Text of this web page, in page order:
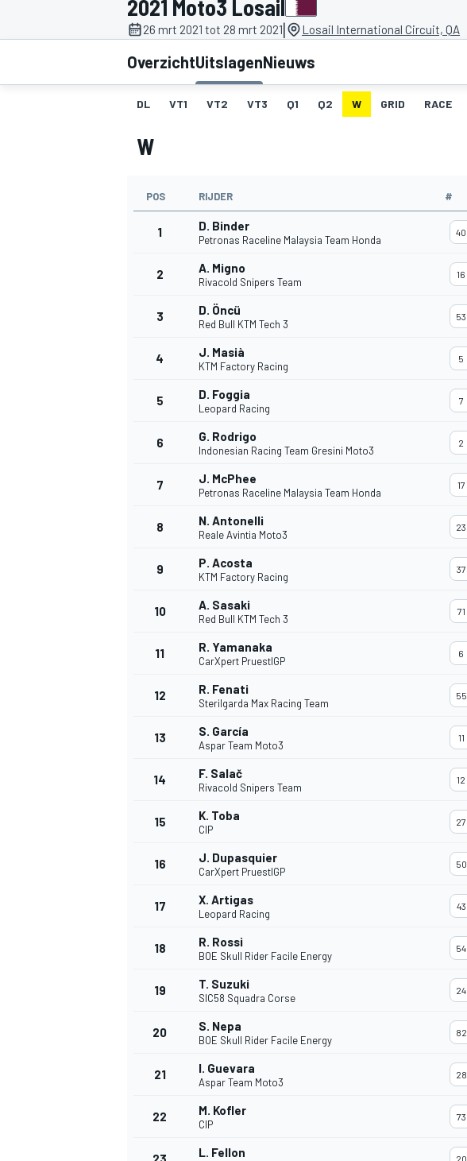
DTM
2021 Moto3 Losail
26 mrt 2021 tot 28 mrt 2021| Losail International Circuit, QA
OverzichtUitslagenNieuws
DL VT1 VT2 VT3 Q1 Q2 W GRID RACE
W
POS RIJDER #
1 D. Binder
Petronas Raceline Malaysia Team Honda
40
2 A. Migno
Rivacold Snipers Team
16
3 D. Öncü
Red Bull KTM Tech 3
53
4 J. Masià
KTM Factory Racing
5
5 D. Foggia
Leopard Racing
7
6 G. Rodrigo
Indonesian Racing Team Gresini Moto3
2
7 J. McPhee
Petronas Raceline Malaysia Team Honda
17
8 N. Antonelli
Reale Avintia Moto3
23
9 P. Acosta
KTM Factory Racing
37
10 A. Sasaki
Red Bull KTM Tech 3
71
11 R. Yamanaka
CarXpert PruestlGP
6
12 R. Fenati
Sterilgarda Max Racing Team
55
13 S. García
Aspar Team Moto3
11
14 F. Salač
Rivacold Snipers Team
12
15 K. Toba
CIP
27
16 J. Dupasquier
CarXpert PruestlGP
50
17 X. Artigas
Leopard Racing
43
18 R. Rossi
BOE Skull Rider Facile Energy
54
19 T. Suzuki
SIC58 Squadra Corse
24
20 S. Nepa
BOE Skull Rider Facile Energy
82
21 I. Guevara
Aspar Team Moto3
28
22 M. Kofler
CIP
73
L. Fellon 20